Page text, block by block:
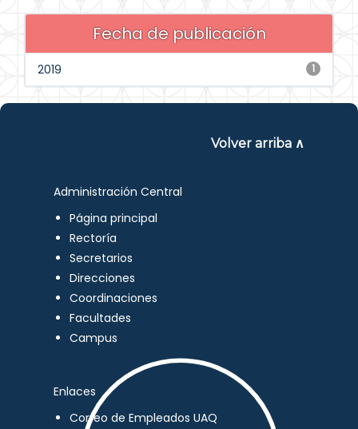
Fecha de publicación
1
2019
Volver arriba ∧
Administración Central
Página principal
Rectoría
Secretarios
Direcciones
Coordinaciones
Facultades
Campus
Enlaces
Correo de Empleados UAQ